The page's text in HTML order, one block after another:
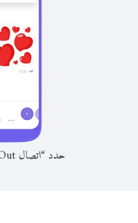
حدد “اتصال Viber Out” من عنوان المحادثة